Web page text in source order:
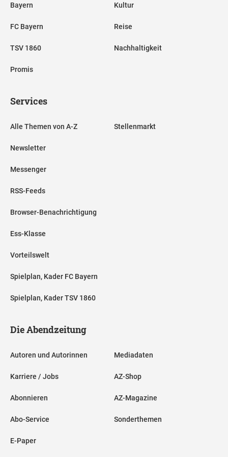
08.07.2026 Fix! Nübel wechselt zu
Rekordmeister und der Traditionsclub aus der türkischen
Münchner bekannt. Die Ablösesumme für Nübel soll
Millionen Euro an Boni liegen. In Istanbul erhält der 29-
Bayern
FC Bayern
TSV 1860
Promis
Kultur
Reise
Nachhaltigkeit
Services
Alle Themen von A-Z
Newsletter
Messenger
RSS-Feeds
Browser-Benachrichtigung
Ess-Klasse
Vorteilswelt
Spielplan, Kader FC Bayern
Spielplan, Kader TSV 1860
Stellenmarkt
Die Abendzeitung
Autoren und Autorinnen
Karriere / Jobs
Abonnieren
Abo-Service
E-Paper
Mediadaten
AZ-Shop
AZ-Magazine
Sonderthemen